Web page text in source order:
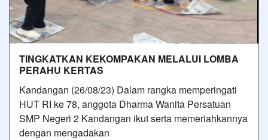
TINGKATKAN KEKOMPAKAN MELALUI LOMBA
PERAHU KERTAS
Kandangan (26/08/23) Dalam rangka memperingati
HUT RI ke 78, anggota Dharma Wanita Persatuan
SMP Negeri 2 Kandangan ikut serta memeriahkannya
dengan mengadakan